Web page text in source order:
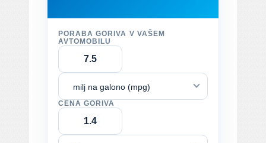
PORABA GORIVA V VAŠEM
AVTOMOBILU
milj na galono (mpg)
CENA GORIVA